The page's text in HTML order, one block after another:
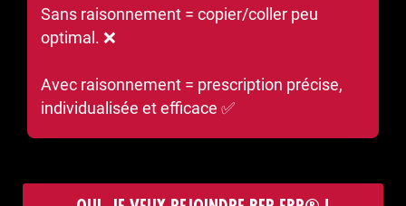
Sans raisonnement = copier/coller peu
optimal. ❌
Avec raisonnement = prescription précise,
individualisée et efficace ✅